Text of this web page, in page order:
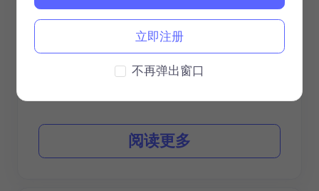
EWE TEL
阅读更多
立即注册
不再弹出窗口